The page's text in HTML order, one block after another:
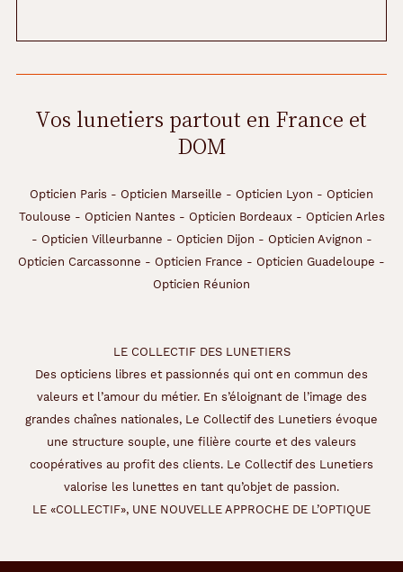
Vos lunetiers partout en France et
DOM
Opticien Paris - Opticien Marseille - Opticien Lyon - Opticien
Toulouse - Opticien Nantes - Opticien Bordeaux- Opticien Arles
- Opticien Villeurbanne - Opticien Dijon - Opticien Avignon -
Opticien Carcassonne - Opticien France - Opticien Guadeloupe -
Opticien Réunion
LE COLLECTIF DES LUNETIERS
Des opticiens libres et passionnés qui ont en commun des
valeurs et l’amour du métier. En s’éloignant de l’image des
grandes chaînes nationales, Le Collectif des Lunetiers évoque
une structure souple, une filière courte et des valeurs
coopératives au profit des clients. Le Collectif des Lunetiers
valorise les lunettes en tant qu’objet de passion.
LE «COLLECTIF», UNE NOUVELLE APPROCHE DE L’OPTIQUE